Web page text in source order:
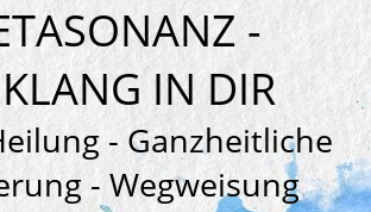
-
IN DIR
- Ganzheitliche
- Wegweisung